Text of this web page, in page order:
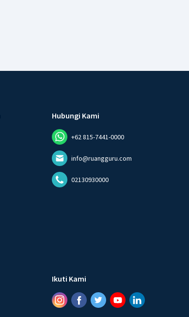
Hubungi Kami
+62 815-7441-0000
info@ruangguru.com
02130930000
Ikuti Kami